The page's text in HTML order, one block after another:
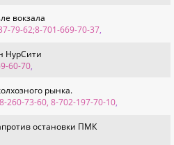
вокзала
79-62;8-701-669-70-37,
НурСити
60-70,
рынка.
73-60, 8-702-197-70-10,
остановки ПМК